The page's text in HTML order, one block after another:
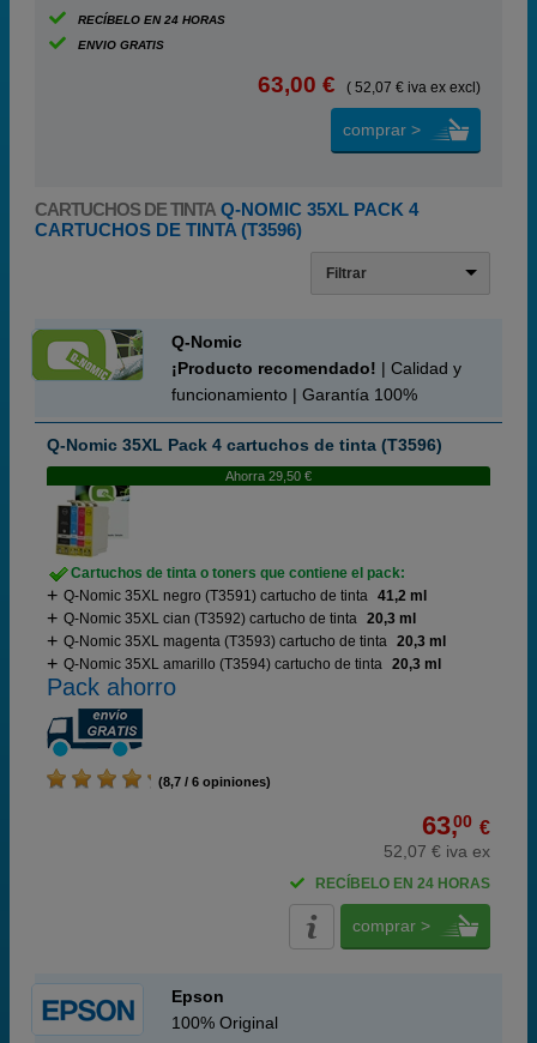
RECÍBELO EN 24 HORAS
ENVIO GRATIS
63,00 € ( 52,07 € iva ex excl)
comprar >
CARTUCHOS DE TINTA Q-NOMIC 35XL PACK 4
CARTUCHOS DE TINTA (T3596)
Filtrar
Q-Nomic
¡Producto recomendado! | Calidad y
funcionamiento | Garantía 100%
Q-Nomic 35XL Pack 4 cartuchos de tinta (T3596)
Ahorra 29,50 €
Cartuchos de tinta o toners que contiene el pack:
Q-Nomic 35XL negro (T3591) cartucho de tinta 41,2 ml
Q-Nomic 35XL cian (T3592) cartucho de tinta 20,3 ml
Q-Nomic 35XL magenta (T3593) cartucho de tinta 20,3 ml
Q-Nomic 35XL amarillo (T3594) cartucho de tinta 20,3 ml
Pack ahorro
(8,7 / 6 opiniones)
63,00 €
52,07 € iva ex
RECÍBELO EN 24 HORAS
comprar >
Epson
100% Original